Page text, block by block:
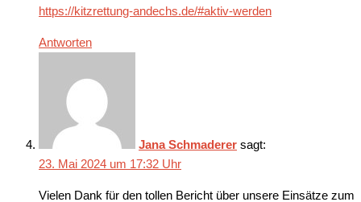
https://kitzrettung-andechs.de/#aktiv-werden
Antworten
Jana Schmaderer sagt:
23. Mai 2024 um 17:32 Uhr
Vielen Dank für den tollen Bericht über unsere Einsätze zum